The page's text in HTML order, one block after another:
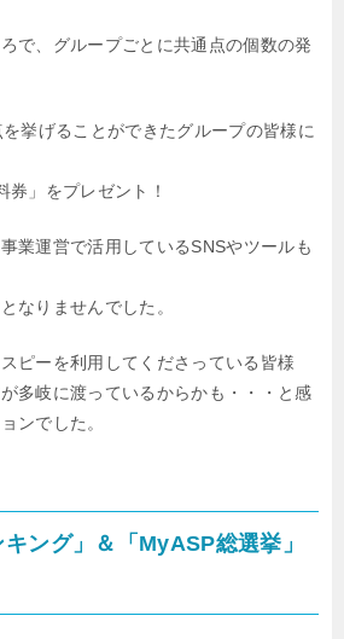
で、グループごとに共通点の個数の発
挙げることができたグループの皆様に
券」をプレゼント！
業運営で活用しているSNSやツールも
なりませんでした。
ピーを利用してくださっている皆様
多岐に渡っているからかも・・・と感
ンでした。
キング」＆「MyASP総選挙」